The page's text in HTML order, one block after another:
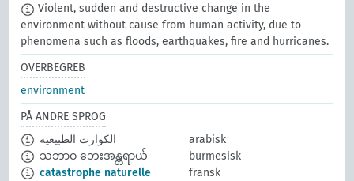
Violent, sudden and destructive change in the
environment without cause from human activity, due to
phenomena such as floods, earthquakes, fire and hurricanes.
OVERBEGREB
environment
PÅ ANDRE SPROG
الكوارث الطبيعية
arabisk
သဘာဝ ဘေးအန္တရာယ်
burmesisk
catastrophe naturelle
fransk